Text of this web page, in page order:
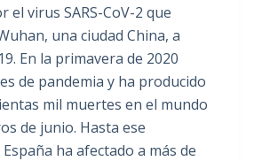
el virus SARS-CoV-2 que
una ciudad China, a
En la primavera de 2020
de pandemia y ha producido
mil muertes en el mundo
de junio. Hasta ese
ha afectado a más de